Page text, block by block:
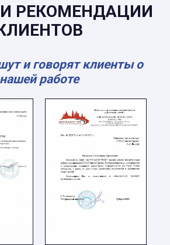
РЕКОМЕНДАЦИИ
и говорят клиенты о
нашей работе